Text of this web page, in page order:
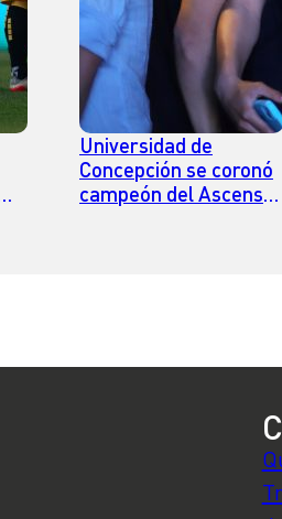
Universidad de
Concepción se coronó
campeón del Ascenso